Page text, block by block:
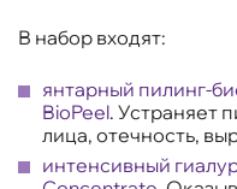
В набор входят:
янтарный пилинг-
BioPeel. Устраняет
лица, отечность,
интенсивный